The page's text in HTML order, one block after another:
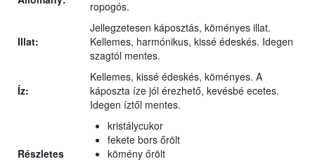
ropogós.
Illat:
Jellegzetesen káposztás, köményes illat.
Kellemes, harmónikus, kissé édeskés. Idegen
szagtól mentes.
Íz:
Kellemes, kissé édeskés, köményes. A
káposzta íze jól érezhető, kevésbé ecetes.
Idegen íztől mentes.
Részletes
kristálycukor
fekete bors őrölt
kömény őrölt